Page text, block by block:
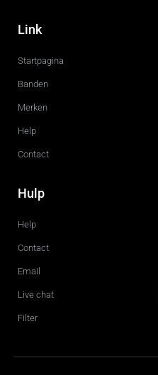
c
e
o
g
r
Link
Startpagina
Banden
Merken
Help
Contact
Hulp
Help
Contact
Email
Live chat
Filter